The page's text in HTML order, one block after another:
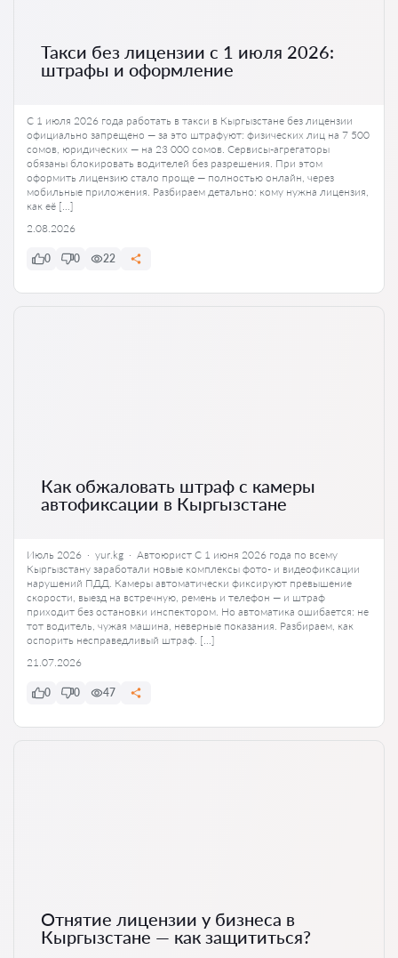
Такси без лицензии с 1 июля 2026:
штрафы и оформление
С 1 июля 2026 года работать в такси в Кыргызстане без лицензии
официально запрещено — за это штрафуют: физических лиц на 7 500
сомов, юридических — на 23 000 сомов. Сервисы-агрегаторы
обязаны блокировать водителей без разрешения. При этом
оформить лицензию стало проще — полностью онлайн, через
мобильные приложения. Разбираем детально: кому нужна лицензия,
как её […]
2.08.2026
0 0 22
Как обжаловать штраф с камеры
автофиксации в Кыргызстане
Июль 2026 · yur.kg · Автоюрист С 1 июня 2026 года по всему
Кыргызстану заработали новые комплексы фото- и видеофиксации
нарушений ПДД. Камеры автоматически фиксируют превышение
скорости, выезд на встречную, ремень и телефон — и штраф
приходит без остановки инспектором. Но автоматика ошибается: не
тот водитель, чужая машина, неверные показания. Разбираем, как
оспорить несправедливый штраф. […]
21.07.2026
0 0 47
Отнятие лицензии у бизнеса в
Кыргызстане — как защититься?